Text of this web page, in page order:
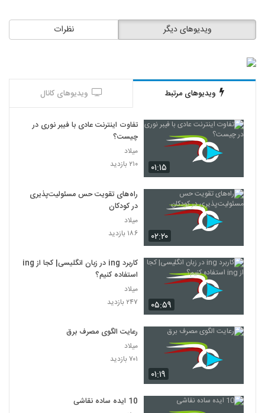
نظرات ویدیوهای دیگر
ویدیوهای مرتبط ویدیوهای کانال
۰۱:۱۵
تفاوت اینترنت عادی با فیبر نوری در
چیست؟
میلاد
۲۱۰ بازدید
۰۲:۲۰
راه‌های تقویت حس مسئولیت‌پذیری
در کودکان
میلاد
۱۸۶ بازدید
۰۵:۵۹
کاربرد ing در زبان انگلیسی| کجا از ing
استفاده کنیم؟
میلاد
۲۴۷ بازدید
۰۱:۱۹
رعایت الگوی مصرف برق
میلاد
۷۰۱ بازدید
10 ایده ساده نقاشی